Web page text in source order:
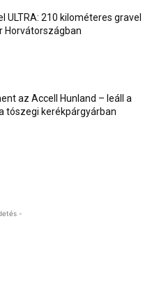
ULTRA: 210 kilométeres gravel
Horvátországban
az Accell Hunland – leáll a
tószegi kerékpárgyárban
-